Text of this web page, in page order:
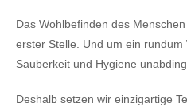
Das Wohlbefinden des
erster Stelle. Und um ein
Sauberkeit und Hygiene
Deshalb setzen wir einzigartige